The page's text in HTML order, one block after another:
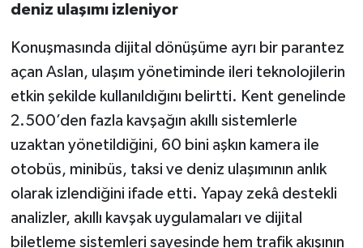
deniz ulaşımı izleniyor
Konuşmasında dijital dönüşüme ayrı bir parantez
açan Aslan, ulaşım yönetiminde ileri teknolojilerin
etkin şekilde kullanıldığını belirtti. Kent genelinde
2.500’den fazla kavşağın akıllı sistemlerle
uzaktan yönetildiğini, 60 bini aşkın kamera ile
otobüs, minibüs, taksi ve deniz ulaşımının anlık
olarak izlendiğini ifade etti. Yapay zekâ destekli
analizler, akıllı kavşak uygulamaları ve dijital
biletleme sistemleri sayesinde hem trafik akışının